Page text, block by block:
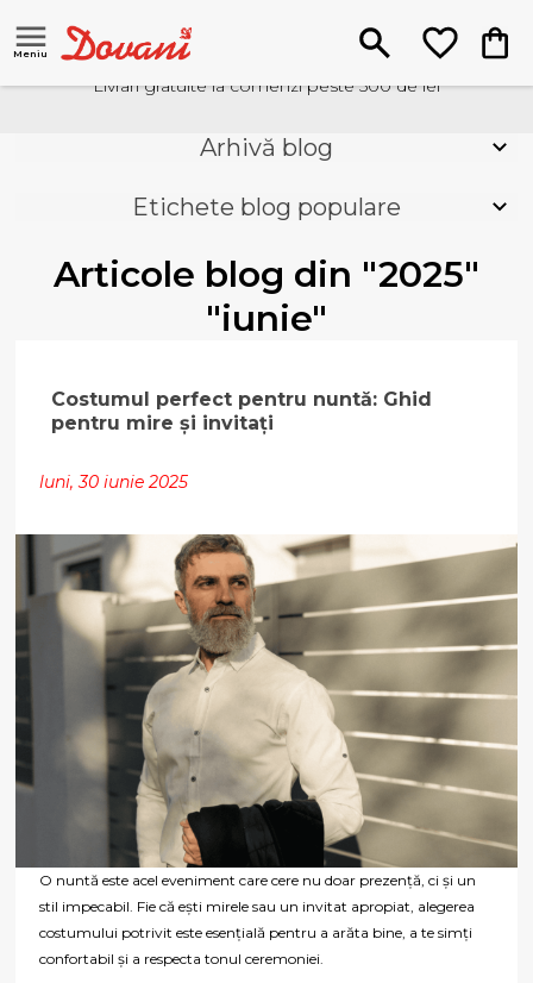
Meniu
Livrari gratuite la comenzi peste 500 de lei
Arhivă blog
Etichete blog populare
Articole blog din "2025"
"iunie"
Costumul perfect pentru nuntă: Ghid
pentru mire și invitați
luni, 30 iunie 2025
O nuntă este acel eveniment care cere nu doar prezență, ci și un
stil impecabil. Fie că ești mirele sau un invitat apropiat, alegerea
costumului potrivit este esențială pentru a arăta bine, a te simți
confortabil și a respecta tonul ceremoniei.